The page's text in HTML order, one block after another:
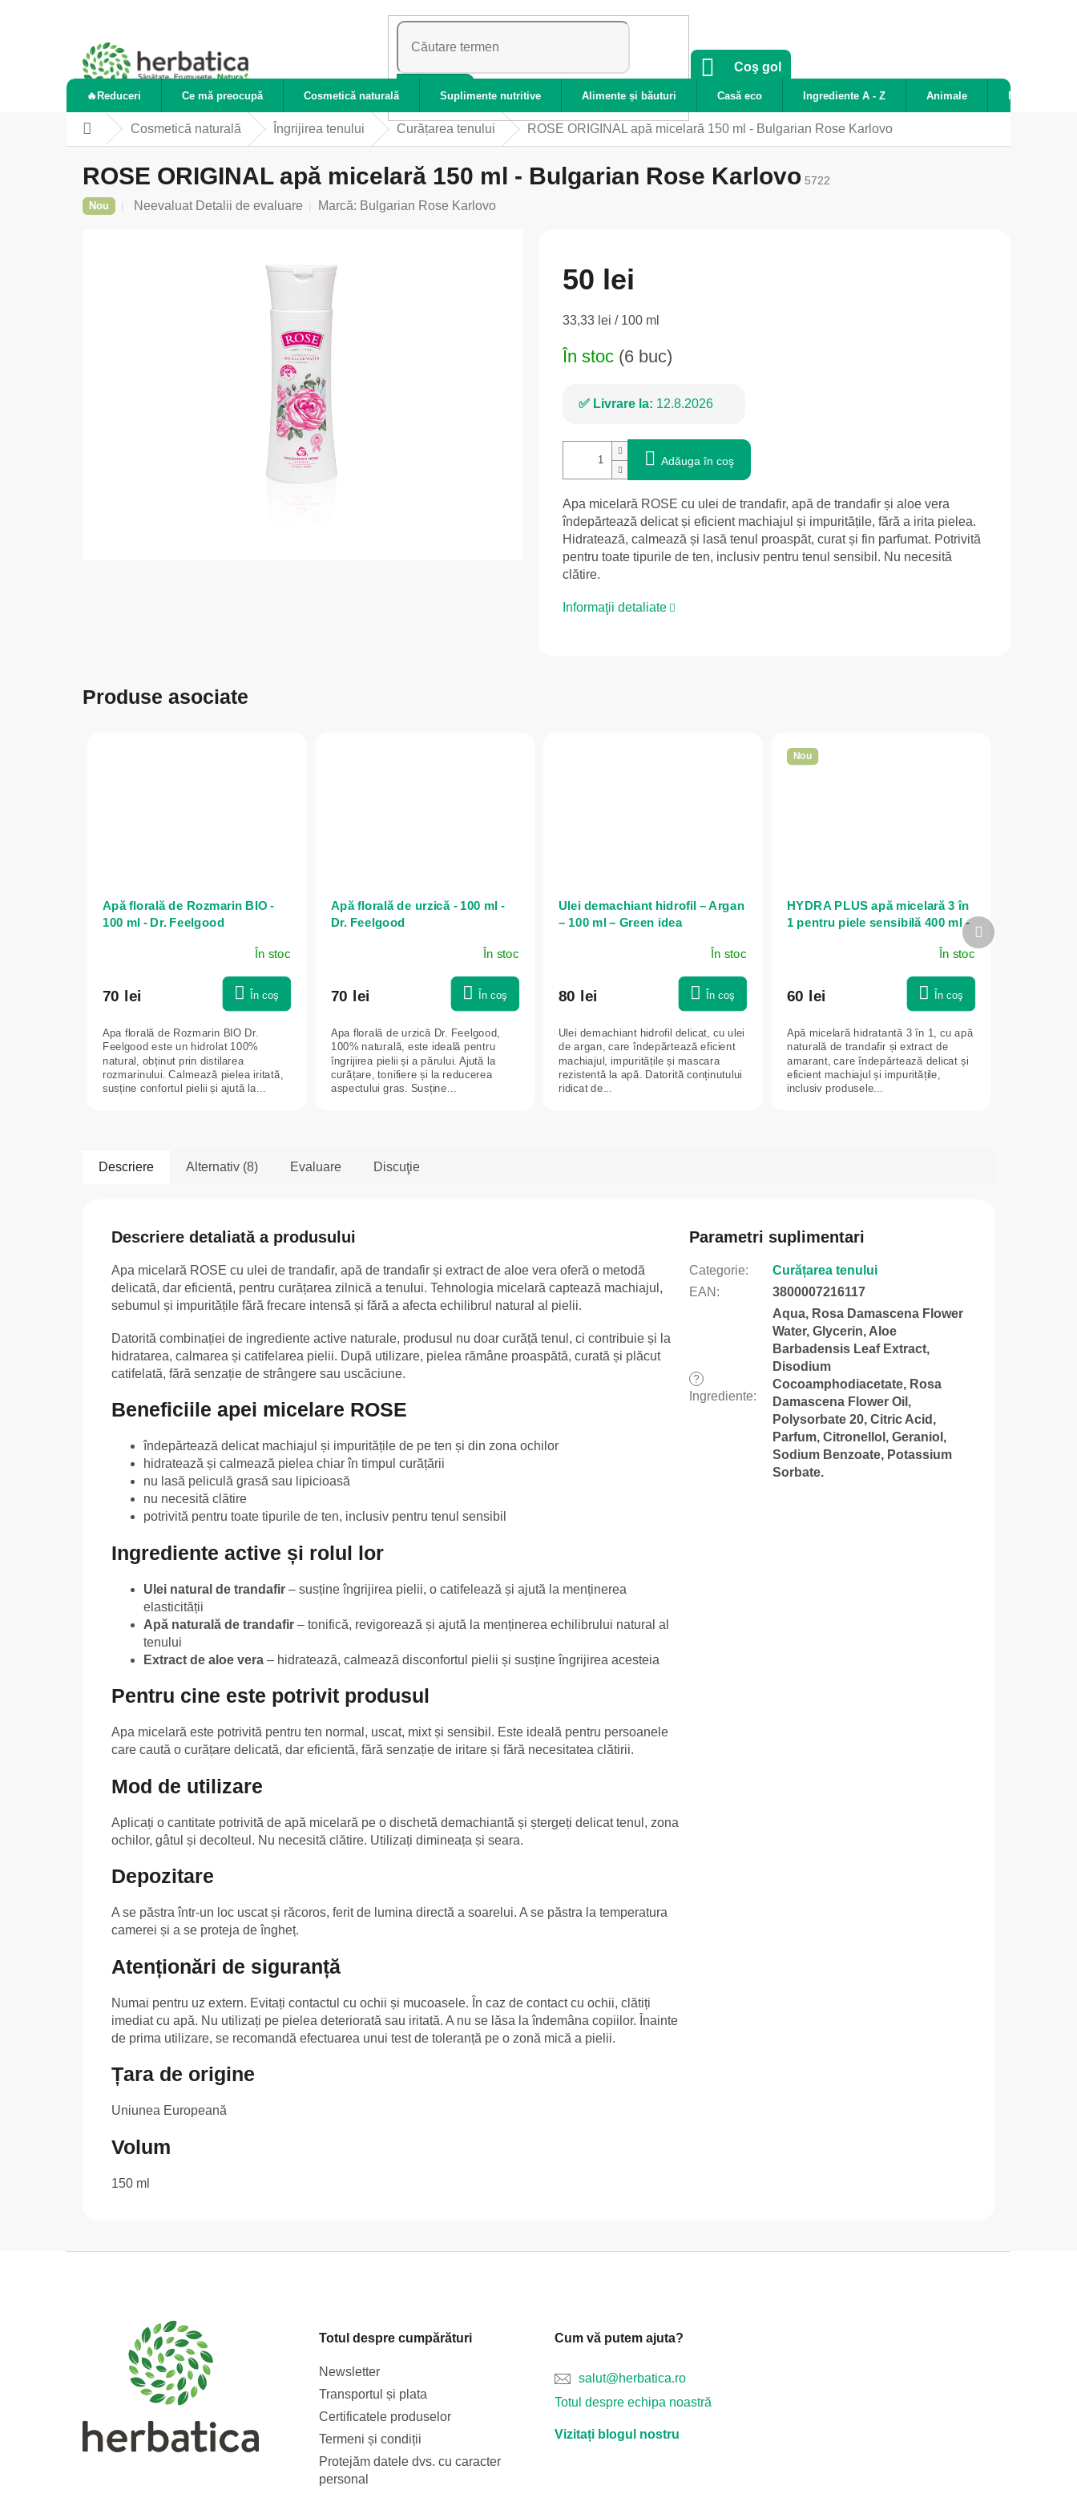
CĂUTARE
COŞ
CUMPĂRĂTURI
Coş gol
🔥Reduceri Ce mă preocupă Cosmetică naturală Suplimente nutritive Alimente și băuturi Casă eco Ingrediente A - Z Animale Noutăți
AcasăCosmetică naturală Îngrijirea tenului Curățarea tenului ROSE ORIGINAL apă micelară 150 ml - Bulgarian Rose Karlovo
ROSE ORIGINAL apă micelară 150 ml - Bulgarian Rose Karlovo 5722
Nou
Evaluarea
Neevaluat Detalii de evaluare Marcă: Bulgarian Rose Karlovo
50 lei
Evaluare
33,33 lei / 100 ml
În stoc (6 buc)
Livrare la: 12.8.2026
Adăuga în coş
Apa micelară ROSE cu ulei de trandafir, apă de trandafir și aloe vera
îndepărtează delicat și eficient machiajul și impuritățile, fără a irita pielea.
Hidratează, calmează și lasă tenul proaspăt, curat și fin parfumat. Potrivită
pentru toate tipurile de ten, inclusiv pentru tenul sensibil. Nu necesită
clătire.
Informaţii detaliate
Produse asociate
Apă florală de Rozmarin BIO -
100 ml - Dr. Feelgood
În stoc
70 lei În coş
Apa florală de Rozmarin BIO Dr.
Feelgood este un hidrolat 100%
natural, obținut prin distilarea
rozmarinului. Calmează pielea iritată,
susține confortul pielii și ajută la...
Apă florală de urzică - 100 ml -
Dr. Feelgood
În stoc
70 lei În coş
Apa florală de urzică Dr. Feelgood,
100% naturală, este ideală pentru
îngrijirea pielii și a părului. Ajută la
curățare, tonifiere și la reducerea
aspectului gras. Susține...
Ulei demachiant hidrofil – Argan
– 100 ml – Green idea
În stoc
80 lei În coş
Ulei demachiant hidrofil delicat, cu ulei
de argan, care îndepărtează eficient
machiajul, impuritățile și mascara
rezistentă la apă. Datorită conținutului
ridicat de...
Nou
HYDRA PLUS apă micelară 3 în
1 pentru piele sensibilă 400 ml -
În stoc
60 lei În coş
Apă micelară hidratantă 3 în 1, cu apă
naturală de trandafir și extract de
amarant, care îndepărtează delicat și
eficient machiajul și impuritățile,
inclusiv produsele...
Produsul
următor
Descriere Alternativ (8) Evaluare Discuţie
Descriere detaliată a produsului
Apa micelară ROSE cu ulei de trandafir, apă de trandafir și extract de aloe vera oferă o metodă
delicată, dar eficientă, pentru curățarea zilnică a tenului. Tehnologia micelară captează machiajul,
sebumul și impuritățile fără frecare intensă și fără a afecta echilibrul natural al pielii.
Datorită combinației de ingrediente active naturale, produsul nu doar curăță tenul, ci contribuie și la
hidratarea, calmarea și catifelarea pielii. După utilizare, pielea rămâne proaspătă, curată și plăcut
catifelată, fără senzație de strângere sau uscăciune.
Beneficiile apei micelare ROSE
îndepărtează delicat machiajul și impuritățile de pe ten și din zona ochilor
hidratează și calmează pielea chiar în timpul curățării
nu lasă peliculă grasă sau lipicioasă
nu necesită clătire
potrivită pentru toate tipurile de ten, inclusiv pentru tenul sensibil
Ingrediente active și rolul lor
Ulei natural de trandafir – susține îngrijirea pielii, o catifelează și ajută la menținerea
elasticității
Apă naturală de trandafir – tonifică, revigorează și ajută la menținerea echilibrului natural al
tenului
Extract de aloe vera – hidratează, calmează disconfortul pielii și susține îngrijirea acesteia
Pentru cine este potrivit produsul
Apa micelară este potrivită pentru ten normal, uscat, mixt și sensibil. Este ideală pentru persoanele
care caută o curățare delicată, dar eficientă, fără senzație de iritare și fără necesitatea clătirii.
Mod de utilizare
Aplicați o cantitate potrivită de apă micelară pe o dischetă demachiantă și ștergeți delicat tenul, zona
ochilor, gâtul și decolteul. Nu necesită clătire. Utilizați dimineața și seara.
Depozitare
A se păstra într-un loc uscat și răcoros, ferit de lumina directă a soarelui. A se păstra la temperatura
camerei și a se proteja de îngheț.
Atenționări de siguranță
Numai pentru uz extern. Evitați contactul cu ochii și mucoasele. În caz de contact cu ochii, clătiți
imediat cu apă. Nu utilizați pe pielea deteriorată sau iritată. A nu se lăsa la îndemâna copiilor. Înainte
de prima utilizare, se recomandă efectuarea unui test de toleranță pe o zonă mică a pielii.
Țara de origine
Uniunea Europeană
Volum
150 ml
Parametri suplimentari
Categorie:
Curățarea tenului
EAN : 3800007216117
?
Ingrediente:
Aqua, Rosa Damascena Flower
Water, Glycerin, Aloe
Barbadensis Leaf Extract,
Disodium
Cocoamphodiacetate, Rosa
Damascena Flower Oil,
Polysorbate 20, Citric Acid,
Parfum, Citronellol, Geraniol,
Sodium Benzoate, Potassium
Sorbate.
Totul despre cumpărături
Newsletter
Transportul și plata
Certificatele produselor
Termeni și condiții
Protejăm datele dvs. cu caracter
personal
Cum vă putem ajuta?
salut@herbatica.ro
Totul despre echipa noastră
Vizitați blogul nostru